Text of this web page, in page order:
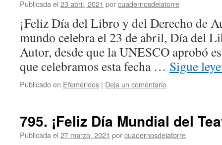
Publicada el 23 abril, 2021 porcuadernosdelatorre
¡Feliz Día del Libro y del Derecho de
mundo celebra el 23 de abril, Día del
Autor, desde que la UNESCO aprobó
que celebramos esta fecha … Sigue
Publicado en Efemérides | Deja un comentario
795. ¡Feliz Día Mundial del
Publicada el 27 marzo, 2021 porcuadernosdelatorre